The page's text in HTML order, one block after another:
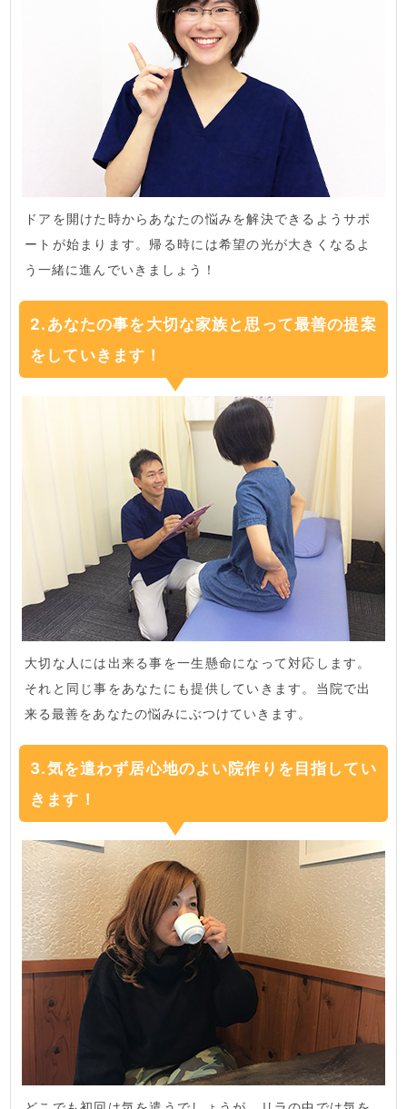
ドアを開けた時からあなたの悩みを解決できるようサポ
ートが始まります。帰る時には希望の光が大きくなるよ
う一緒に進んでいきましょう！
2.あなたの事を大切な家族と思って最善の提案
をしていきます！
大切な人には出来る事を一生懸命になって対応します。
それと同じ事をあなたにも提供していきます。当院で出
来る最善をあなたの悩みにぶつけていきます。
3.気を遣わず居心地のよい院作りを目指してい
きます！